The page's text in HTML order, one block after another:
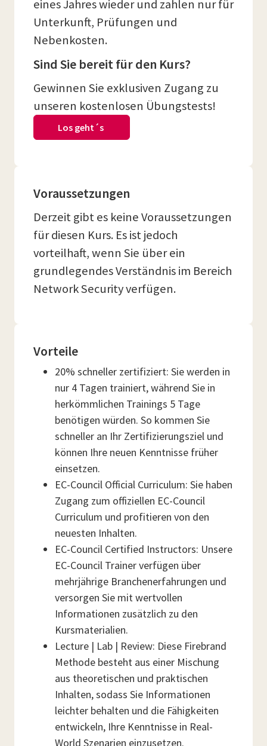
eines Jahres wieder und zahlen nur für
Unterkunft, Prüfungen und
Nebenkosten.
Sind Sie bereit für den Kurs?
Gewinnen Sie exklusiven Zugang zu
unseren kostenlosen Übungstests!
Los geht´s
Voraussetzungen
Derzeit gibt es keine Voraussetzungen
für diesen Kurs. Es ist jedoch
vorteilhaft, wenn Sie über ein
grundlegendes Verständnis im Bereich
Network Security verfügen.
Vorteile
20% schneller zertifiziert: Sie werden in
nur 4 Tagen trainiert, während Sie in
herkömmlichen Trainings 5 Tage
benötigen würden. So kommen Sie
schneller an Ihr Zertifizierungsziel und
können Ihre neuen Kenntnisse früher
einsetzen.
EC-Council Official Curriculum: Sie haben
Zugang zum offiziellen EC-Council
Curriculum und profitieren von den
neuesten Inhalten.
EC-Council Certified Instructors: Unsere
EC-Council Trainer verfügen über
mehrjährige Branchenerfahrungen und
versorgen Sie mit wertvollen
Informationen zusätzlich zu den
Kursmaterialien.
Lecture | Lab | Review: Diese Firebrand
Methode besteht aus einer Mischung
aus theoretischen und praktischen
Inhalten, sodass Sie Informationen
leichter behalten und die Fähigkeiten
entwickeln, Ihre Kenntnisse in Real-
World Szenarien einzusetzen.